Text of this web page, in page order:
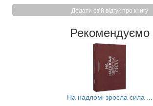
Додати свій відгук про книгу
Рекомендуємо
На надломі зросла сила ...